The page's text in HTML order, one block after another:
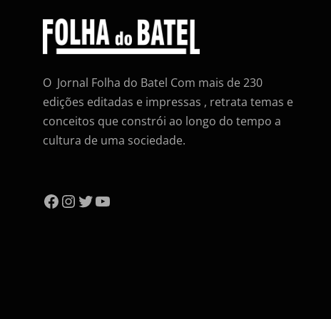
O Jornal Folha do Batel Com mais de 230
edições editadas e impressas , retrata temas e
conceitos que constrói ao longo do tempo a
cultura de uma sociedade.
Facebook
Instagram
Twitter
YouTube